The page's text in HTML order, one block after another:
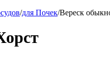
/для Почек/Вереск